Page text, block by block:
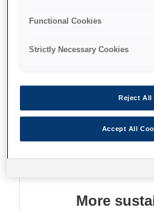
Функції
High
Simple mechanism for
downtime is not an option
More
Functional Cookies
Strictly Necessary Cookies
Reject All
Accept All